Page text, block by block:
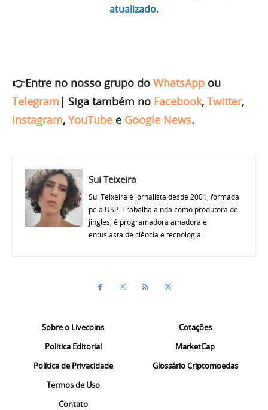
atualizado.
👉Entre no nosso grupo do WhatsApp ou
Telegram | Siga também no Facebook, Twitter,
Instagram, YouTube e Google News.
Sui Teixeira
Sui Teixeira é jornalista desde 2001, formada
pela USP. Trabalha ainda como produtora de
jingles, é programadora amadora e
entusiasta de ciência e tecnologia.
Sobre o Livecoins
Politica Editorial
Política de Privacidade
Termos de Uso
Contato
Cotações
MarketCap
Glossário Criptomoedas